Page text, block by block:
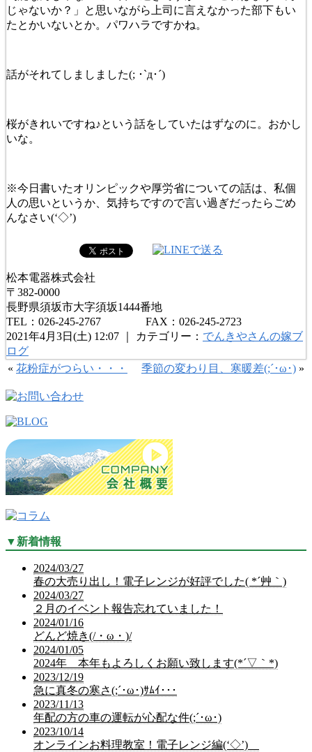
じゃないか？」と思いながら上司に言えなかった部下もい
たとかいないとか。パワハラですかね。
話がそれてしましました(; ･`д･´)
桜がきれいですね♪という話をしていたはずなのに。おかし
いな。
※今日書いたオリンピックや厚労省についての話は、私個
人の思いというか、気持ちですので言い過ぎだったらごめ
んなさい(‘◇’)ゞ
松本電器株式会社
〒382-0000
長野県須坂市大字須坂1444番地
TEL：026-245-2767 FAX：026-245-2723
2021年4月3日(土) 12:07 ｜ カテゴリー： でんきやさんの嫁ブ
ログ
« 花粉症がつらい・・・ 季節の変わり目、寒暖差(;´･ω･) »
▼ 新着情報
2024/03/27
春の大売り出し！電子レンジが好評でした( *´艸｀)
2024/03/27
２月のイベント報告忘れていました！
2024/01/16
どんど焼き(/・ω・)/
2024/01/05
2024年 本年もよろしくお願い致します(*´▽｀*)
2023/12/19
急に真冬の寒さ(;´･ω･)ｻﾑｲ･･･
2023/11/13
年配の方の車の運転が心配な件(;´･ω･)
2023/10/14
オンラインお料理教室！電子レンジ編(‘◇’)ゞ